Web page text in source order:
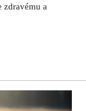
zdravému a